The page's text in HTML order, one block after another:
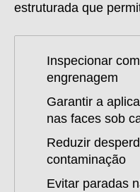
estruturada que
Inspecionar
engrenagem
Garantir a
nas faces sob
Reduzir
contaminação
Evitar paradas